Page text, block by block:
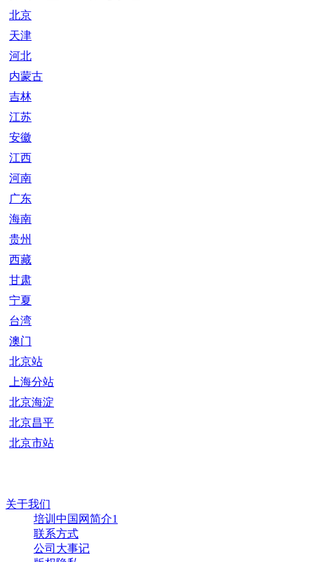
北京
天津
河北
内蒙古
吉林
江苏
安徽
江西
河南
广东
海南
贵州
西藏
甘肃
宁夏
台湾
澳门
北京站
上海分站
北京海淀
北京昌平
北京市站
关于我们
培训中国网简介1
联系方式
公司大事记